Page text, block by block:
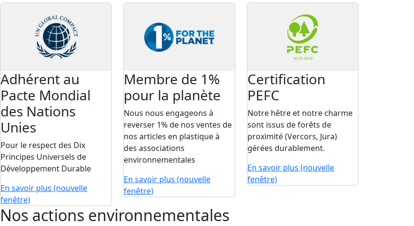
Adhérent au
Pacte Mondial
des Nations
Unies
Pour le respect des Dix
Principes Universels de
Développement Durable
En savoir plus (nouvelle
fenêtre)
Membre de 1%
pour la planète
Nous nous engageons à
reverser 1% de nos ventes de
nos articles en plastique à
des associations
environnementales
En savoir plus (nouvelle
fenêtre)
Certification
PEFC
Notre hêtre et notre charme
sont issus de forêts de
proximité (Vercors, Jura)
gérées durablement.
En savoir plus (nouvelle
fenêtre)
Nos actions environnementales